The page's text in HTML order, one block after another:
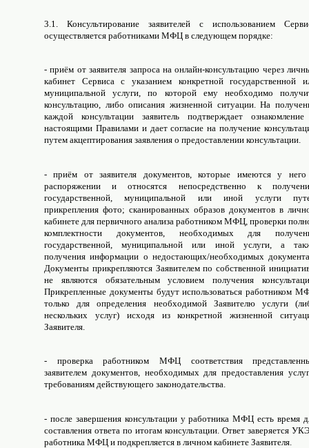
3.1. Консультирование заявителей с использованием
осуществляется работниками МФЦ в следующем порядке:
- приём от заявителя запроса на онлайн-консультацию через
кабинет Сервиса с указанием конкретной государственной
муниципальной услуги, по которой ему необходимо
консультацию, либо описания жизненной ситуации. На
каждой консультации заявитель подтверждает
настоящими Правилами и дает согласие на получение
путем акцептирования заявления о предоставлении консультации.
- приём от заявителя документов, которые имеются у
распоряжении и относятся непосредственно к
государственной, муниципальной или иной услуги
прикрепления фото; сканированных образов документов в
кабинете для первичного анализа работником МФЦ, проверки
комплектности документов, необходимых для
государственной, муниципальной или иной услуги, а
получения информации о недостающих/необходимых
Документы прикрепляются Заявителем по собственной
не являются обязательным условием получения
Прикрепленные документы будут использоваться работником
только для определения необходимой Заявителю услуги
нескольких услуг) исходя из конкретной жизненной
Заявителя.
- проверка работником МФЦ соответствия
заявителем документов, необходимых для предоставления
требованиям действующего законодательства.
- после завершения консультации у работника МФЦ есть время
составления ответа по итогам консультации. Ответ заверяется
работника МФЦ и подкрепляется в личном кабинете Заявителя.